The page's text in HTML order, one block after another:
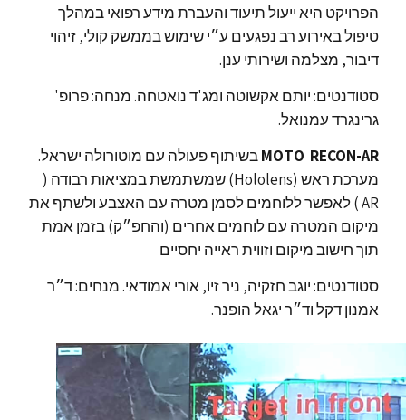
הפרויקט היא ייעול תיעוד והעברת מידע רפואי במהלך
טיפול באירוע רב נפגעים ע״י שימוש בממשק קולי, זיהוי
דיבור, מצלמה ושירותי ענן.
סטודנטים: יותם אקשוטה ומג'ד נואטחה. מנחה: פרופ'
גרינגרד עמנואל.
MOTO RECON-ARבשיתוף פעולה עם מוטורולה ישראל.
מערכת ראש (Hololens) שמשתמשת במציאות רבודה (
AR ) לאפשר ללוחמים לסמן מטרה עם האצבע ולשתף את
מיקום המטרה עם לוחמים אחרים (והחפ״ק) בזמן אמת
תוך חישוב מיקום וזווית ראייה יחסיים
סטודנטים: יוגב חזקיה, ניר זיו, אורי אמודאי. מנחים: ד״ר
אמנון דקל וד״ר יגאל הופנר.